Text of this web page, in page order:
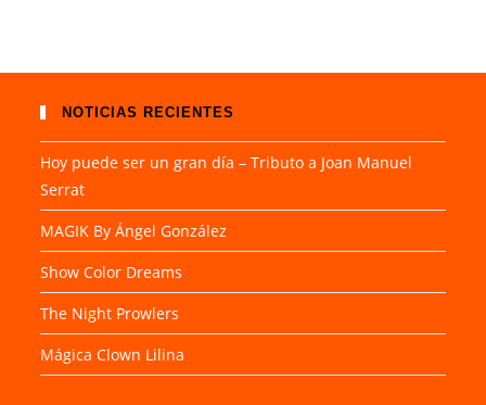
NOTICIAS RECIENTES
Hoy puede ser un gran día – Tributo a Joan Manuel
Serrat
MAGIK By Ángel González
Show Color Dreams
The Night Prowlers
Mágica Clown Lilina